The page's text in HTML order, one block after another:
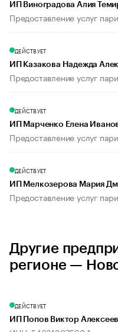
ИП Виноградова Алия
Предоставление услуг
ДЕЙСТВУЕТ
ИП Казакова Надежда
Предоставление услуг
ДЕЙСТВУЕТ
ИП Марченко Елена
Предоставление услуг
ДЕЙСТВУЕТ
ИП Мелкозерова Мария
Предоставление услуг
Другие
регионе —
ДЕЙСТВУЕТ
ИП Попов Виктор